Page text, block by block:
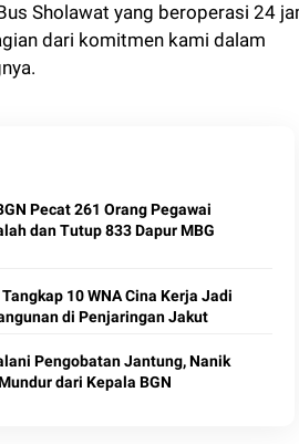
Sholawat yang beroperasi 24
dari komitmen kami dalam
Pecat 261 Orang Pegawai
dan Tutup 833 Dapur MBG
10 WNA Cina Kerja Jadi
di Penjaringan Jakut
Pengobatan Jantung, Nanik
dari Kepala BGN